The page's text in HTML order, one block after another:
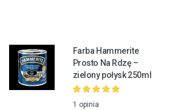
Farba Hammerite
Prosto Na Rdzę –
zielony połysk 250ml
1 opinia